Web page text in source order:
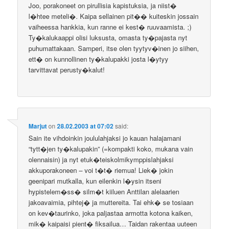
Joo, porakoneet on pirullisia kapistuksia, ja niist�
l�htee meteli�. Kaipa sellainen pit�� kuiteskin jossain
vaiheessa hankkia, kun ranne ei kest� ruuvaamista. ;)
Ty�kalukaappi olisi luksusta, omasta ty�pajasta nyt
puhumattakaan. Samperi, itse olen tyytyv�inen jo siihen,
ett� on kunnollinen ty�kalupakki josta l�ytyy
tarvittavat perusty�kalut!
Marjuton28.02.2003 at 07:02said:
Sain ite vihdoinkin joululahjaksi jo kauan halajamani
“tytt�jen ty�kalupakin” (=kompakti koko, mukana vain
olennaisin) ja nyt etuk�teiskolmikymppislahjaksi
akkuporakoneen – voi t�t� riemua! Liek� jokin
geenipari mutkalla, kun eilenkin l�ysin itseni
hypistelem�ss� silm�t kiiluen Anttilan alelaarien
jakoavaimia, pihtej� ja muttereita. Tai ehk� se tosiaan
on kev�taurinko, joka paljastaa armotta kotona kaiken,
mik� kaipaisi pient� fiksailua… Taidan rakentaa uuteen